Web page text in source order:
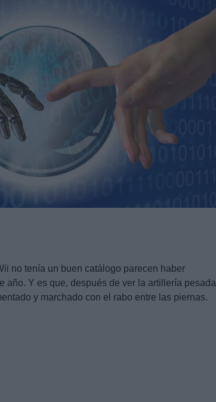
no tenía un buen catálogo parecen haber
año. Y es que, después de ver la artillería pesada
y marchado con el rabo entre las piernas.